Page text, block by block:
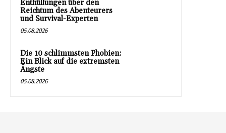
Enthüllungen über den
Reichtum des Abenteurers
und Survival-Experten
05.08.2026
Die 10 schlimmsten Phobien:
Ein Blick auf die extremsten
Ängste
05.08.2026